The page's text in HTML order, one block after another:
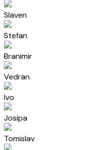
Slaven
Stefan
Branimir
Vedran
Ivo
Josipa
Tomislav